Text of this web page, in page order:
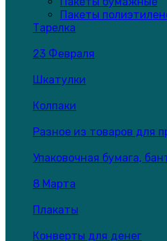
Пакеты
Тарелка
23 Февраля
Шкатулки
Колпаки
Разное из товаров для
Упаковочная бумага,
8 Марта
Плакаты
Конверты для денег